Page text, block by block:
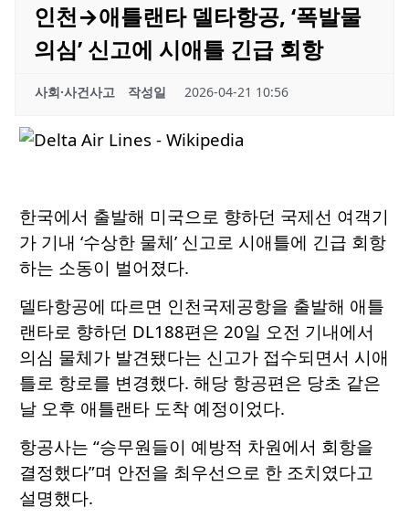
인천→애틀랜타 델타항공, ‘폭발물
의심’ 신고에 시애틀 긴급 회항
사회·사건사고 작성일 2026-04-21 10:56
한국에서 출발해 미국으로 향하던 국제선 여객기
가 기내 ‘수상한 물체’ 신고로 시애틀에 긴급 회항
하는 소동이 벌어졌다.
델타항공에 따르면 인천국제공항을 출발해 애틀
랜타로 향하던 DL188편은 20일 오전 기내에서
의심 물체가 발견됐다는 신고가 접수되면서 시애
틀로 항로를 변경했다. 해당 항공편은 당초 같은
날 오후 애틀랜타 도착 예정이었다.
항공사는 “승무원들이 예방적 차원에서 회항을
결정했다”며 안전을 최우선으로 한 조치였다고
설명했다.